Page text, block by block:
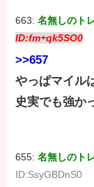
663:名無しのト
ID:fm+qk5SO0
>>657
やっぱマイル
史実でも強か
655:名無しのト
ID:SsyGBDnS0